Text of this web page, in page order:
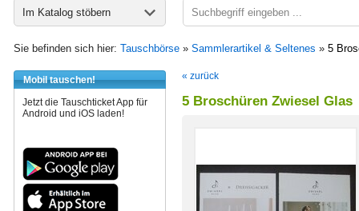
Im Katalog stöbern
Sie befinden sich hier: Tauschbörse » Sammlerartikel & Seltenes » 5
Mobil tauschen!
Jetzt die Tauschticket App für
Android und iOS laden!
« zurück
5 Broschüren Zwiesel Glas